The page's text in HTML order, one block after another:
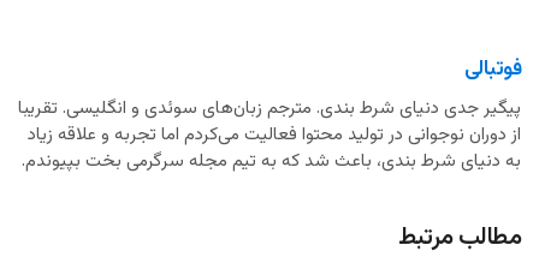
فوتبالی
پیگیر جدی دنیای شرط بندی. مترجم زبان‌های سوئدی و انگلیسی. تقریبا
از دوران نوجوانی در تولید محتوا فعالیت می‌کردم اما تجربه و علاقه زیاد
به دنیای شرط بندی، باعث شد که به تیم مجله سرگرمی بخت بپیوندم.
مطالب مرتبط